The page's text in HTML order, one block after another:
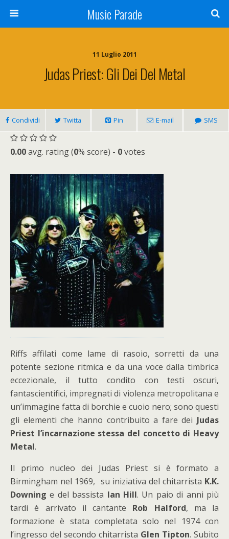
Music Parade
11 Luglio 2011
Judas Priest: Gli Dei Del Metal
Condividi Twitta Pin E-mail SMS
0.00avg. rating (0% score) - 0votes
Riffs affilati come lame di rasoio, sorretti da una
potente sezione ritmica e da una voce dalla timbrica
eccezionale, il tutto condito con testi oscuri,
fantascientifici, impregnati di violenza metropolitana e
un’immagine fatta di borchie e cuoio nero; sono questi
gli elementi che hanno contribuito a fare dei Judas
Priest l’incarnazione stessa del concetto di Heavy
Metal.
Il primo nucleo dei Judas Priest si è formato a
Birmingham nel 1969, su iniziativa del chitarrista K.K.
Downing e del bassista Ian Hill. Un paio di anni più
tardi è arrivato il cantante Rob Halford, ma la
formazione è stata completata solo nel 1974 con
l’ingresso del secondo chitarrista Glen Tipton. Subito